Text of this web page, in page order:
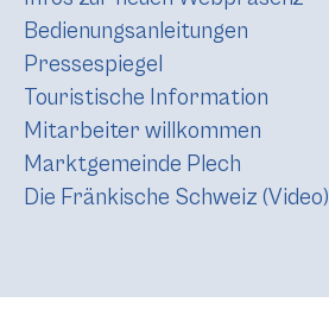
Bedienungsanleitungen
Pressespiegel
Touristische Information
Mitarbeiter willkommen
Marktgemeinde Plech
Die Fränkische Schweiz (Video)